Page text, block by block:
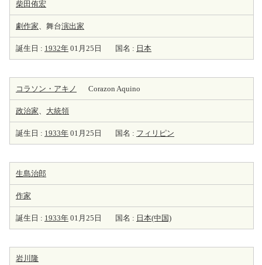
柴田侑宏
劇 作家、舞台演出家
誕生日 : 1932年 01月25日 国名 : 日本
コラソン・アキノ Corazon Aquino
政治家、 大統領
誕生日 : 1933年 01月25日 国名 : フィリピン
生島治郎
作家
誕生日 : 1933年 01月25日 国名 : 日本(中国)
岩川隆